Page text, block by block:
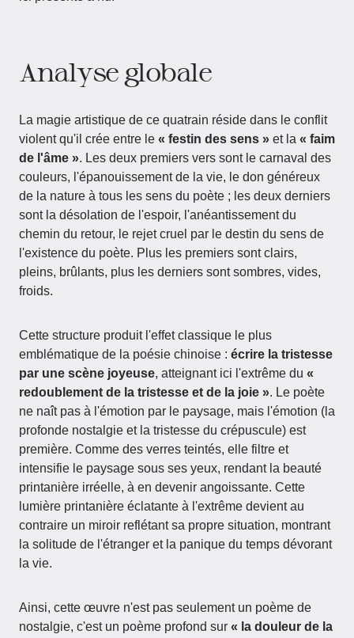
Analyse globale
La magie artistique de ce quatrain réside dans le conflit
violent qu'il crée entre le « festin des sens » et la « faim
de l'âme ». Les deux premiers vers sont le carnaval des
couleurs, l'épanouissement de la vie, le don généreux
de la nature à tous les sens du poète ; les deux derniers
sont la désolation de l'espoir, l'anéantissement du
chemin du retour, le rejet cruel par le destin du sens de
l'existence du poète. Plus les premiers sont clairs,
pleins, brûlants, plus les derniers sont sombres, vides,
froids.
Cette structure produit l'effet classique le plus
emblématique de la poésie chinoise : écrire la tristesse
par une scène joyeuse, atteignant ici l'extrême du «
redoublement de la tristesse et de la joie ». Le poète
ne naît pas à l'émotion par le paysage, mais l'émotion (la
profonde nostalgie et la tristesse du crépuscule) est
première. Comme des verres teintés, elle filtre et
intensifie le paysage sous ses yeux, rendant la beauté
printanière irréelle, à en devenir angoissante. Cette
lumière printanière éclatante à l'extrême devient au
contraire un miroir reflétant sa propre situation, montrant
la solitude de l'étranger et la panique du temps dévorant
la vie.
Ainsi, cette œuvre n'est pas seulement un poème de
nostalgie, c'est un poème profond sur « la douleur de la